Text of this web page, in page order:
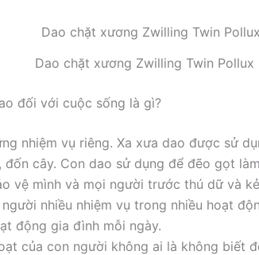
Dao chặt xương Zwilling Twin Pollux
đối với cuộc sống là gì?
nhiệm vụ riêng. Xa xưa dao được sử
cây. Con dao sử dụng để đẽo gọt
vệ mình và mọi người trước thú dữ và
nhiều nhiệm vụ trong nhiều hoạt
động gia đình mỗi ngày.
của con người không ai là không biết